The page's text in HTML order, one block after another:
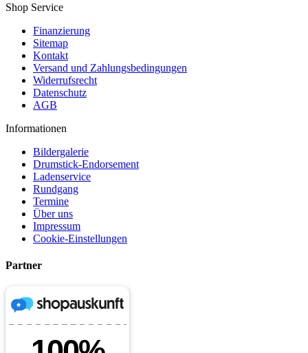
Shop Service
Finanzierung
Sitemap
Kontakt
Versand und Zahlungsbedingungen
Widerrufsrecht
Datenschutz
AGB
Informationen
Bildergalerie
Drumstick-Endorsement
Ladenservice
Rundgang
Termine
Über uns
Impressum
Cookie-Einstellungen
Partner